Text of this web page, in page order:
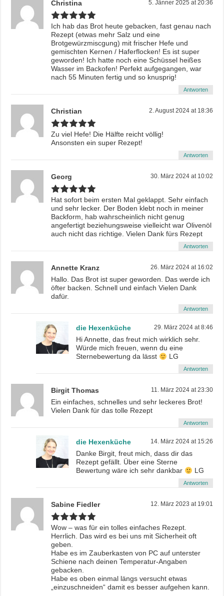
Christina 5. Jänner 2025 at 20:36
Ich hab das Brot heute gebacken, fast genau nach
Rezept (etwas mehr Salz und eine
Brotgewürzmiscgung) mit frischer Hefe und
gemischten Kernen / Haferflocken! Es ist super
geworden! Ich hatte noch eine Schüssel heißes
Wasser im Backofen! Perfekt aufgegangen, war
nach 55 Minuten fertig und so knusprig!
Antworten
Christian 2. August 2024 at 18:36
Zu viel Hefe! Die Hälfte reicht völlig!
Ansonsten ein super Rezept!
Antworten
Georg 30. März 2024 at 10:02
Hat sofort beim ersten Mal geklappt. Sehr einfach
und sehr lecker. Der Boden klebt noch in meiner
Backform, hab wahrscheinlich nicht genug
angefertigt beziehungsweise vielleicht war Olivenöl
auch nicht das richtige. Vielen Dank fürs Rezept
Antworten
Annette Kranz 26. März 2024 at 16:02
Hallo. Das Brot ist super geworden. Das werde ich
öfter backen. Schnell und einfach Vielen Dank
dafür.
Antworten
die Hexenküche 29. März 2024 at 8:46
Hi Annette, das freut mich wirklich sehr.
Würde mich freuen, wenn du eine
Sternebewertung da lässt
LG
Antworten
Birgit Thomas 11. März 2024 at 23:30
Ein einfaches, schnelles und sehr leckeres Brot!
Vielen Dank für das tolle Rezept
Antworten
die Hexenküche 14. März 2024 at 15:26
Danke Birgit, freut mich, dass dir das
Rezept gefällt. Über eine Sterne
Bewertung wäre ich sehr dankbar
LG
Antworten
Sabine Fiedler 12. März 2023 at 19:01
Wow – was für ein tolles einfaches Rezept.
Herrlich. Das wird es bei uns mit Sicherheit oft
geben.
Habe es im Zauberkasten von PC auf unterster
Schiene nach deinen Temperatur-Angaben
gebacken.
Habe es oben einmal längs versucht etwas
„einzuschneiden“ damit es besser aufgehen kann.